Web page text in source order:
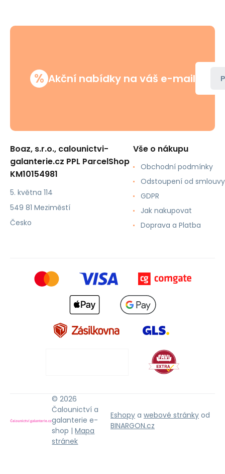
% Akční nabídky na váš e-mail
Boaz, s.r.o., calounictvi-
galanterie.cz PPL ParcelShop
KM10154981
5. května 114
549 81 Meziměstí
Česko
Vše o nákupu
Obchodní podmínky
Odstoupení od smlouvy
GDPR
Jak nakupovat
Doprava a Platba
© 2026
Čalounictví a
galanterie e-
shop |Mapa
stránek
Eshopy a webové stránky od
BINARGON.cz